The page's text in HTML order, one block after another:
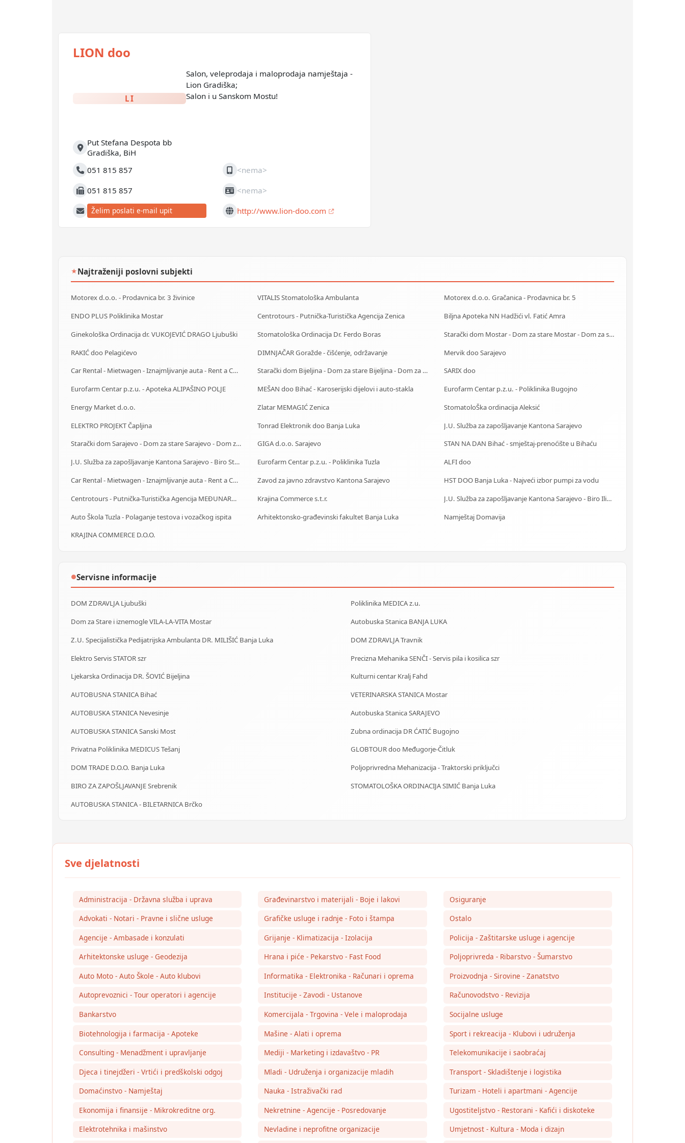
LION doo
LI
Salon, veleprodaja i maloprodaja namještaja -
Lion Gradiška;
Salon i u Sanskom Mostu!
Adresa
Put Stefana Despota bb
Gradiška, BiH
Telefon051 815 857 Mobilni<nema>
Fax 051 815 857 JIB <nema>
E-mailŽelim poslati e-mail upit Webhttp://www.lion-doo.com
★Najtraženiji poslovni subjekti
Motorex d.o.o. - Prodavnica br. 3 živinice VITALIS Stomatološka Ambulanta
Motorex d.o.o. Gračanica - Prodavnica br. 5
ENDO PLUS Poliklinika Mostar
Centrotours - Putnička-Turistička Agencija Zenica
Biljna Apoteka NN Hadžići vl. Fatić Amra
Ginekološka Ordinacija dr. VUKOJEVIĆ DRAGO Ljubuški
Stomatološka Ordinacija Dr. Ferdo Boras
Starački dom Mostar - Dom za stare Mostar - Dom za stara lica Mostar
RAKIĆ doo Pelagićevo
DIMNJAČAR Goražde - čišćenje, održavanje
Mervik doo Sarajevo
Car Rental - Mietwagen - Iznajmljivanje auta - Rent a Car Sarajevo
Starački dom Bijeljina - Dom za stare Bijeljina - Dom za stara lica Bijeljina
SARIX doo
Eurofarm Centar p.z.u. - Apoteka ALIPAŠINO POLJE
MEŠAN doo Bihać - Karoserijski dijelovi i auto-stakla
Eurofarm Centar p.z.u. - Poliklinika Bugojno
Energy Market d.o.o.
Zlatar MEMAGIĆ Zenica
StomatoloŠka ordinacija Aleksić
ELEKTRO PROJEKT Čapljina
Tonrad Elektronik doo Banja Luka
J.U. Služba za zapošljavanje Kantona Sarajevo
Starački dom Sarajevo - Dom za stare Sarajevo - Dom za stara lica Sarajevo
GIGA d.o.o. Sarajevo
STAN NA DAN Bihać - smještaj-prenoćište u Bihaću
J.U. Služba za zapošljavanje Kantona Sarajevo - Biro Stari Grad
Eurofarm Centar p.z.u. - Poliklinika Tuzla
ALFI doo
Car Rental - Mietwagen - Iznajmljivanje auta - Rent a Car Banja Luka
Zavod za javno zdravstvo Kantona Sarajevo
HST DOO Banja Luka - Najveći izbor pumpi za vodu
Centrotours - Putnička-Turistička Agencija MEĐUNARODNI AERODROM Sarajevo
Krajina Commerce s.t.r.
J.U. Služba za zapošljavanje Kantona Sarajevo - Biro Ilidža
Auto Škola Tuzla - Polaganje testova i vozačkog ispita
Arhitektonsko-građevinski fakultet Banja Luka
Namještaj Domavija
KRAJINA COMMERCE D.O.O.
●Servisne informacije
DOM ZDRAVLJA Ljubuški
Poliklinika MEDICA z.u.
Dom za Stare i iznemogle VILA-LA-VITA Mostar
Autobuska Stanica BANJA LUKA
Z.U. Specijalistička Pedijatrijska Ambulanta DR. MILIŠIĆ Banja Luka
DOM ZDRAVLJA Travnik
Elektro Servis STATOR szr
Precizna Mehanika SENČI - Servis pila i kosilica szr
Ljekarska Ordinacija DR. ŠOVIĆ Bijeljina
Kulturni centar Kralj Fahd
AUTOBUSNA STANICA Bihać
VETERINARSKA STANICA Mostar
AUTOBUSKA STANICA Nevesinje
Autobuska Stanica SARAJEVO
AUTOBUSKA STANICA Sanski Most
Zubna ordinacija DR ĆATIĆ Bugojno
Privatna Poliklinika MEDICUS Tešanj
GLOBTOUR doo Međugorje-Čitluk
DOM TRADE D.O.O. Banja Luka
Poljoprivredna Mehanizacija - Traktorski priključci
BIRO ZA ZAPOŠLJAVANJE Srebrenik
STOMATOLOŠKA ORDINACIJA SIMIĆ Banja Luka
AUTOBUSKA STANICA - BILETARNICA Brčko
Administracija - Državna služba i uprava
Advokati - Notari - Pravne i slične usluge
Agencije - Ambasade i konzulati
Arhitektonske usluge - Geodezija
Auto Moto - Auto Škole - Auto klubovi
Autoprevoznici - Tour operatori i agencije
Bankarstvo
Biotehnologija i farmacija - Apoteke
Consulting - Menadžment i upravljanje
Djeca i tinejdžeri - Vrtići i predškolski odgoj
Domaćinstvo - Namještaj
Ekonomija i finansije - Mikrokreditne org.
Elektrotehnika i mašinstvo
Građevinarstvo i materijali - Boje i lakovi
Grafičke usluge i radnje - Foto i štampa
Grijanje - Klimatizacija - Izolacija
Hrana i piće - Pekarstvo - Fast Food
Informatika - Elektronika - Računari i oprema
Institucije - Zavodi - Ustanove
Komercijala - Trgovina - Vele i maloprodaja
Mašine - Alati i oprema
Mediji - Marketing i izdavaštvo - PR
Mladi - Udruženja i organizacije mladih
Nauka - Istraživački rad
Nekretnine - Agencije - Posredovanje
Nevladine i neprofitne organizacije
Osiguranje
Ostalo
Policija - Zaštitarske usluge i agencije
Poljoprivreda - Ribarstvo - Šumarstvo
Proizvodnja - Sirovine - Zanatstvo
Računovodstvo - Revizija
Socijalne usluge
Sport i rekreacija - Klubovi i udruženja
Telekomunikacije i saobraćaj
Transport - Skladištenje i logistika
Turizam - Hoteli i apartmani - Agencije
Ugostiteljstvo - Restorani - Kafići i diskoteke
Umjetnost - Kultura - Moda i dizajn